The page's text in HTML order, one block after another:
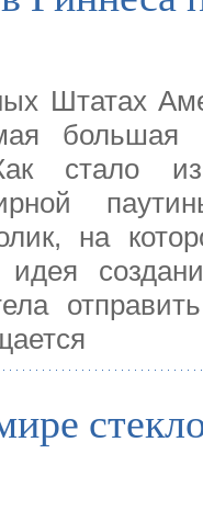
Штатах
большая
стало
на